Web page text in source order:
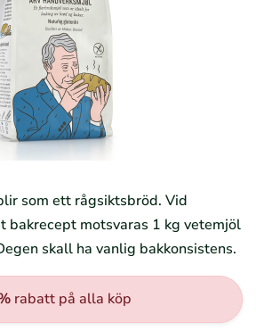
som ett rågsiktsbröd. Vid
bakrecept motsvaras 1 kg vetemjöl
skall ha vanlig bakkonsistens.
rabatt på alla köp